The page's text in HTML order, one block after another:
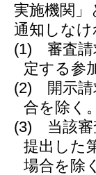
実施機関」
通知しな
(1)
審査
定する参
(2)
開示
合を除く
(3)
当該
提出した
場合を除